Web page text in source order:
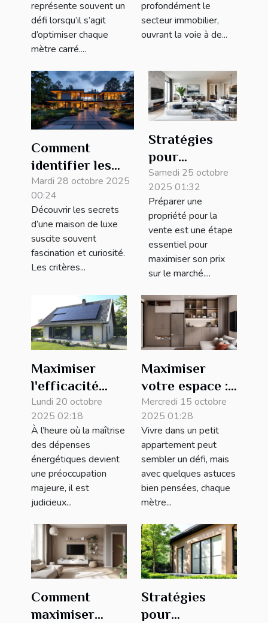
représente souvent un
défi lorsqu’il s’agit
d’optimiser chaque
mètre carré....
immobiliers ?
profondément le
secteur immobilier,
ouvrant la voie à de...
Comment
identifier les
caractéristiques
d'une maison de
luxe ?
Mardi 28 octobre 2025
00:24
Découvrir les secrets
d’une maison de luxe
suscite souvent
fascination et curiosité.
Les critères...
Stratégies
pour
augmenter la
valeur de
votre
propriété
avant la vente
Samedi 25 octobre
2025 01:32
Préparer une
propriété pour la
vente est une étape
essentiel pour
maximiser son prix
sur le marché....
Maximiser
l'efficacité
énergétique
chez soi :
stratégies
pour réduire
les coûts
Lundi 20 octobre
2025 02:18
À l’heure où la maîtrise
des dépenses
énergétiques devient
une préoccupation
majeure, il est
judicieux...
Maximiser
votre espace :
astuces pour
petits
appartements
Mercredi 15 octobre
2025 01:28
Vivre dans un petit
appartement peut
sembler un défi, mais
avec quelques astuces
bien pensées, chaque
mètre...
Comment
maximiser
Stratégies
pour